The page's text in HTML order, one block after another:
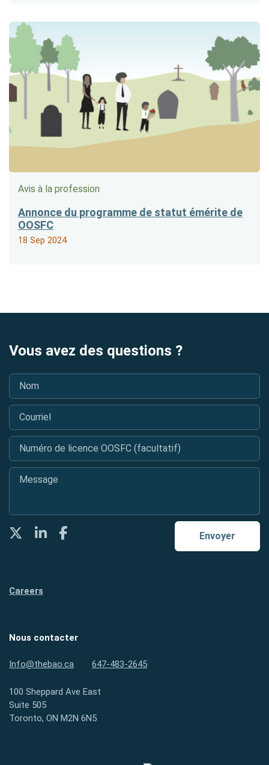
Avis à la profession
Annonce du programme de statut émérite de
OOSFC
18 Sep 2024
Vous avez des questions ?
Nom
Courriel
Numéro de licence OOSFC (facultatif)
Message
Envoyer
TwitterLinkedInFacebook
Careers
Nous contacter
Info@thebao.ca 647-483-2645
100 Sheppard Ave East
Suite 505
Toronto, ON M2N 6N5